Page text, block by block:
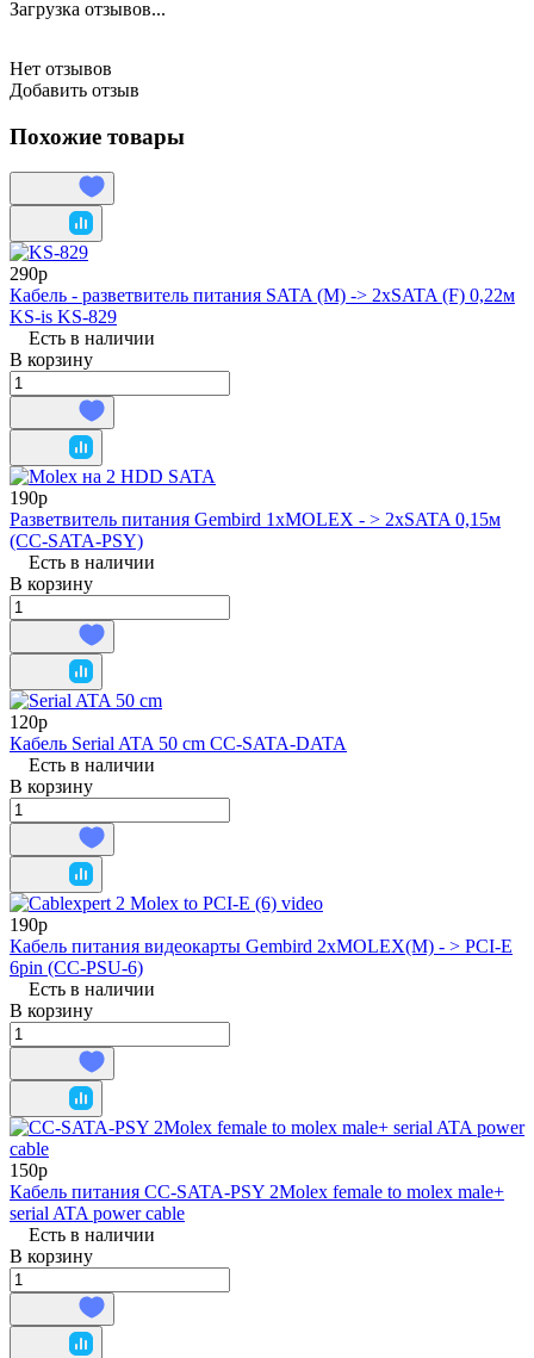
Загрузка отзывов...
Нет отзывов
Добавить отзыв
Похожие товары
290р
Кабель - разветвитель питания SATA (M) -> 2xSATA (F) 0,22м
KS-is KS-829
Есть в наличии
В корзину
190р
Разветвитель питания Gembird 1xMOLEX - > 2xSATA 0,15м
(CC-SATA-PSY)
Есть в наличии
В корзину
120р
Кабель Serial ATA 50 cm CC-SATA-DATA
Есть в наличии
В корзину
190р
Кабель питания видеокарты Gembird 2xMOLEX(M) - > PCI-E
6pin (CC-PSU-6)
Есть в наличии
В корзину
150р
Кабель питания CC-SATA-PSY 2Molex female to molex male+
serial ATA power cable
Есть в наличии
В корзину